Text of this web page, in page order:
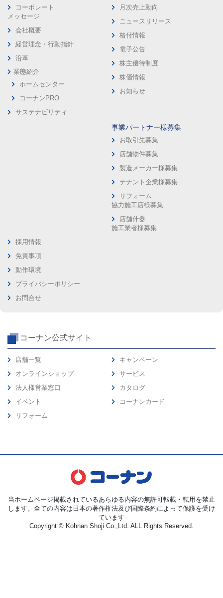
コーポレート
メッセージ
会社概要
経営理念・行動指針
沿革
業態紹介
ホームセンター
コーナンPRO
サステナビリティ
月次売上動向
ニュースリリース
格付情報
電子公告
株主優待制度
株価情報
お知らせ
事業パートナー様募集
お取引先募集
店舗物件募集
製造メーカー様募集
テナント企業様募集
リフォーム
協力施工店様募集
店舗什器
施工業者様募集
採用情報
免責事項
動作環境
プライバシーポリシー
お問合せ
コーナン公式サイト
店舗一覧
オンラインショップ
法人様営業窓口
イベント
リフォーム
キャンペーン
サービス
カタログ
コーナンカード
当ホームページ掲載されているあらゆる内容の無許可転載・転用を禁止
します。全ての内容は日本の著作権法及び国際条約によって保護を受け
ています
Copyright © Kohnan Shoji Co.,Ltd. ALL Rights Reserved.